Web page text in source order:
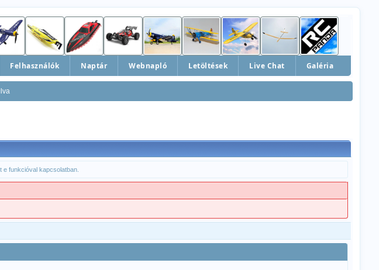
Felhasználók Naptár Webnapló Letöltések Live Chat Galéria
e funkcióval kapcsolatban.